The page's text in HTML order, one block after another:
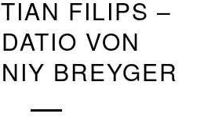
FILIPS –
VON
BREYGER